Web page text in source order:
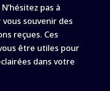
pas à
souvenir des
reçues. Ces
être utiles pour
dans votre